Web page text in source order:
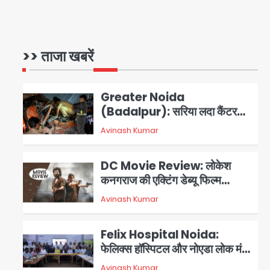
>> ताजा खबरें
3
4
Greater Noida
(Badalpur): सरिया लदा कैंटर
अनियंत्रित होकर घुसा किराना दुकान
में , ड्राइवर की मौत
Avinash Kumar
5
DC Movie Review: लोकेश
कनगराज की एक्टिंग डेब्यू फिल्म
विजुअली स्ट्राइकिंग लेकिन स्क्रीनप्ले
में कमजोर, लेकिन कहानी अधूरी रह गई,
3 स्टार रेटिंग
Avinash Kumar
1
Felix Hospital Noida:
फेलिक्स हॉस्पिटल और नोएडा लोक मंच
की पहल, अब सिर्फ 30 रुपये में मिलेगी
Avinash Kumar